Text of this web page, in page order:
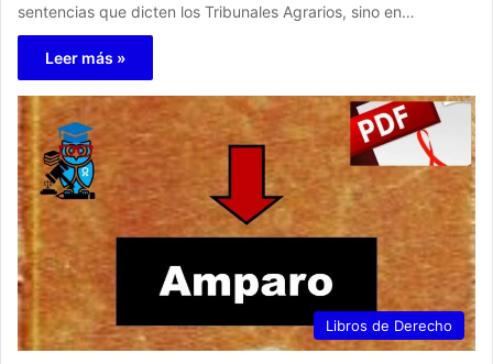
sentencias que dicten los Tribunales Agrarios, sino en…
Leer más »
Libros de Derecho